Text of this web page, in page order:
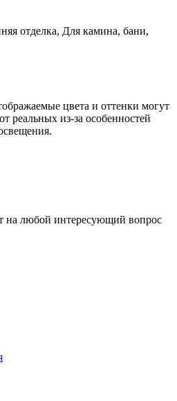
отделка, Для камина, бани,
цвета и оттенки могут
реальных из-за особенностей
на любой интересующий вопрос